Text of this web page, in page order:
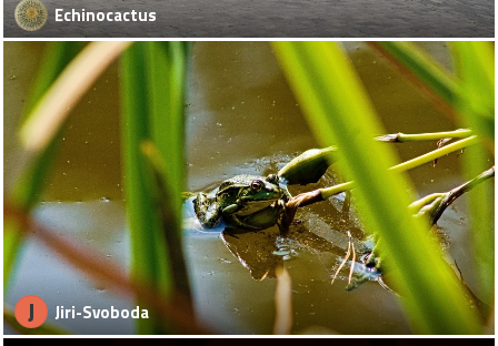
Echinocactus
J Jiri-Svoboda